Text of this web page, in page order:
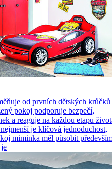
od prvních dětských krůčků
pokoj podporuje bezpečí,
a reaguje na každou etapu
je klíčová jednoduchost,
miminka měl působit